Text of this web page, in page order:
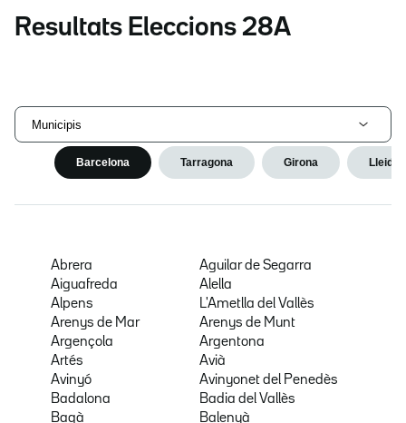
Resultats Eleccions 28A
Municipis
Barcelona Tarragona Girona Lleida
Abrera
Aguilar de Segarra
Aiguafreda
Alella
Alpens
L'Ametlla del Vallès
Arenys de Mar
Arenys de Munt
Argençola
Argentona
Artés
Avià
Avinyó
Avinyonet del Penedès
Badalona
Badia del Vallès
Bagà
Balenyà